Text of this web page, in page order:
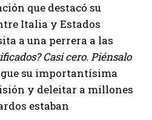
que destacó su
Italia y Estados
a una perrera a las
Casi cero. Piénsalo
su importantísima
y deleitar a millones
estaban